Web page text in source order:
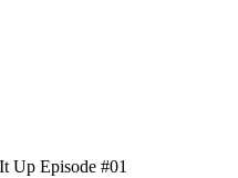
Up Episode #01